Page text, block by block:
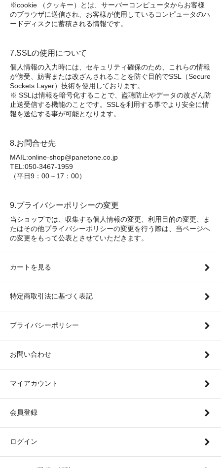
※cookie （クッキー）とは、サーバーコンピュータからお客様
のブラウザに送信され、お客様が使用しているコンピュータのハ
ードディスクに蓄積される情報です。
7.SSLの使用について
個人情報の入力時には、セキュリティ確保のため、これらの情報
が傍受、妨害または改ざんされることを防ぐ目的でSSL（Secure
Sockets Layer）技術を使用しております。
※ SSLは情報を暗号化することで、盗聴防止やデータの改ざん防
止送受信する機能のことです。SSLを利用する事でより安全に情
報を送信する事が可能となります。
8.お問合せ先
MAIL:online-shop@panetone.co.jp
TEL:050-3467-1959
（平日9：00～17：00）
9.プライバシーポリシーの変更
当ショップでは、収集する個人情報の変更、利用目的の変更、ま
たはその他プライバシーポリシーの変更を行う際は、当ページへ
の変更をもって公表とさせていただきます。
カートを見る
特定商取引法に基づく表記
プライバシーポリシー
お問い合わせ
マイアカウント
会員登録
ログイン